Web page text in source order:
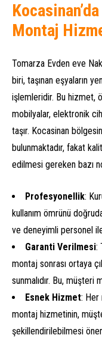
Montaj
Tomarza Evden eve
biri, taşınan eşyaların
işlemleridir. Bu hizmet,
mobilyalar, elektronik
taşır. Kocasinan
bulunmaktadır, fakat
edilmesi gereken bazı
Profesyonellik:
kullanım ömrünü
ve deneyimli personel
Garanti Verilmesi:
montaj sonrası ortaya
sunmalıdır. Bu, müşteri
Esnek Hizmet: Her
montaj hizmetinin,
şekillendirilebilmesi